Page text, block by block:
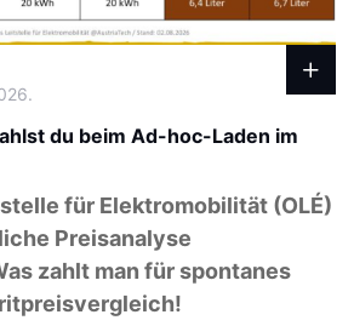
du beim Ad-hoc-Laden im
für Elektromobilität (OLÉ)
Preisanalyse
zahlt man für spontanes